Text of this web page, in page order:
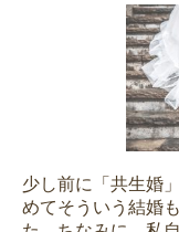
少し前に「共生婚
めてそういう結婚